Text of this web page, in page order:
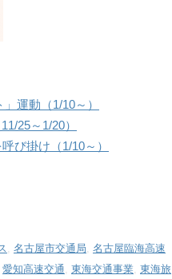
運動（1/10～）
25～1/20）
び掛け（1/10～）
, 名古屋市交通局, 名古屋臨海高速
愛知高速交通, 東海交通事業, 東海旅